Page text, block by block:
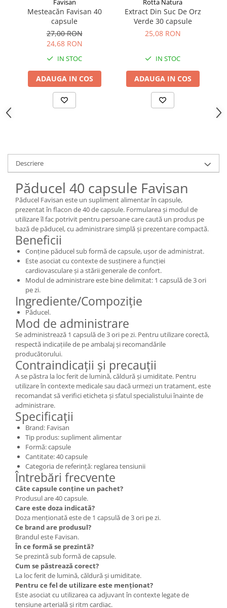
Favisan
Mesteacăn Favisan 40
capsule
27,00 RON
24,68 RON
IN STOC
ADAUGA IN COS
Rotta Natura
Extract Din Suc De Orz
Verde 30 capsule
25,08 RON
IN STOC
ADAUGA IN COS
Descriere
Păducel 40 capsule Favisan
Păducel Favisan este un supliment alimentar în capsule,
prezentat în flacon de 40 de capsule. Formularea și modul de
utilizare îl fac potrivit pentru persoane care caută un produs pe
bază de păducel, cu administrare simplă și prezentare compactă.
Beneficii
Conține păducel sub formă de capsule, ușor de administrat.
Este asociat cu contexte de susținere a funcției
cardiovasculare și a stării generale de confort.
Modul de administrare este bine delimitat: 1 capsulă de 3 ori
pe zi.
Ingrediente/Compoziție
Păducel.
Mod de administrare
Se administrează 1 capsulă de 3 ori pe zi. Pentru utilizare corectă,
respectă indicațiile de pe ambalaj și recomandările
producătorului.
Contraindicații și precauții
A se păstra la loc ferit de lumină, căldură și umiditate. Pentru
utilizare în contexte medicale sau dacă urmezi un tratament, este
recomandat să verifici eticheta și sfatul specialistului înainte de
administrare.
Specificații
Brand: Favisan
Tip produs: supliment alimentar
Formă: capsule
Cantitate: 40 capsule
Categoria de referință: reglarea tensiunii
Întrebări frecvente
Câte capsule conține un pachet?
Produsul are 40 capsule.
Care este doza indicată?
Doza menționată este de 1 capsulă de 3 ori pe zi.
Ce brand are produsul?
Brandul este Favisan.
În ce formă se prezintă?
Se prezintă sub formă de capsule.
Cum se păstrează corect?
La loc ferit de lumină, căldură și umiditate.
Pentru ce fel de utilizare este menționat?
Este asociat cu utilizarea ca adjuvant în contexte legate de
tensiune arterială și ritm cardiac.